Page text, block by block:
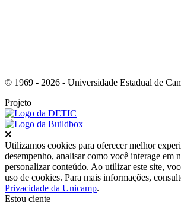
© 1969 - 2026 - Universidade Estadual de
Projeto
Utilizamos cookies para oferecer melhor
desempenho, analisar como você interage em
personalizar conteúdo. Ao utilizar este site,
uso de cookies. Para mais informações,
Privacidade da Unicamp.
Estou ciente